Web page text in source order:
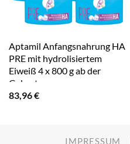
Aptamil Anfangsnahrung HA
PRE mit hydrolisiertem
Eiweiß 4 x 800 g ab der
Geburt
83,96€
IMPRESSUM